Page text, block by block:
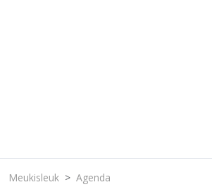
Meukisleuk Agenda